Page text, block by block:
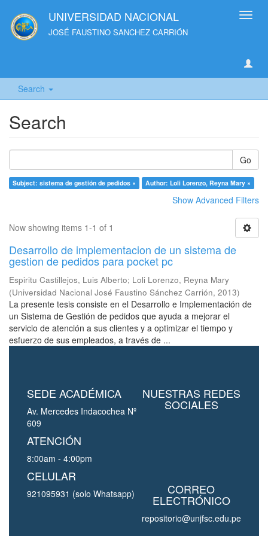
UNIVERSIDAD NACIONAL
JOSÉ FAUSTINO SANCHEZ CARRIÓN
Search
Search
Go
Subject: sistema de gestión de pedidos × Author: Loli Lorenzo, Reyna Mary ×
Show Advanced Filters
Now showing items 1-1 of 1
Desarrollo de implementacion de un sistema de
gestion de pedidos para pocket pc
Espiritu Castillejos, Luis Alberto; Loli Lorenzo, Reyna Mary
(Universidad Nacional José Faustino Sánchez Carrión, 2013)
La presente tesis consiste en el Desarrollo e Implementación de
un Sistema de Gestión de pedidos que ayuda a mejorar el
servicio de atención a sus clientes y a optimizar el tiempo y
esfuerzo de sus empleados, a través de ...
SEDE ACADÉMICA
Av. Mercedes Indacochea Nº
609
ATENCIÓN
8:00am - 4:00pm
CELULAR
921095931 (solo Whatsapp)
NUESTRAS REDES
SOCIALES
CORREO
ELECTRÓNICO
repositorio@unjfsc.edu.pe